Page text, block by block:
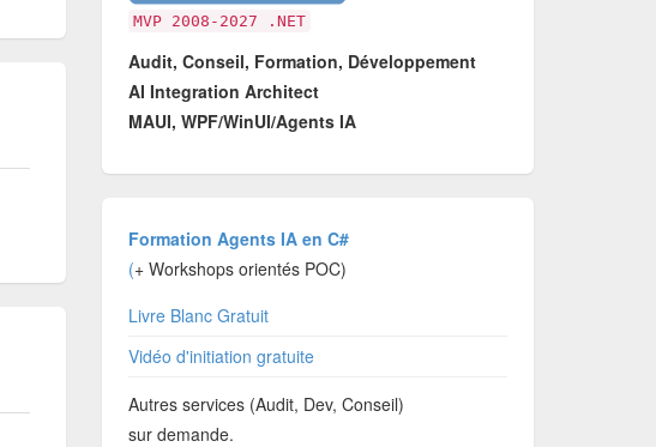
MVP 2008-2027 .NET
Audit, Conseil, Formation, Développement
AI Integration Architect
MAUI, WPF/WinUI/Agents IA
Formation Agents IA en C#
(+ Workshops orientés POC)
Livre Blanc Gratuit
Vidéo d'initiation gratuite
Autres services (Audit, Dev, Conseil)
sur demande.